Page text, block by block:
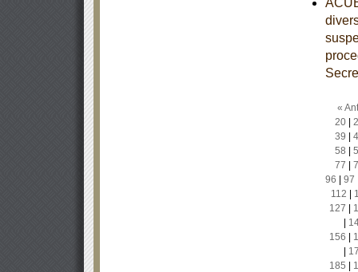
«
20|
39
58
77
96
97
112
127
156
185